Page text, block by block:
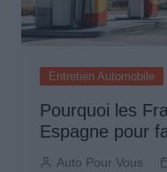
Entretien Automobile
Pourquoi les
Espagne pour
Auto Pour Vous